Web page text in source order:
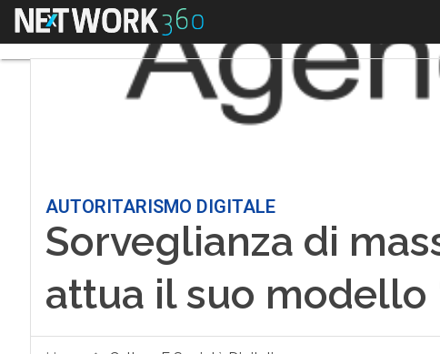
Menu
AUTORITARISMO DIGITALE
Sorveglianza di
attua il suo modello